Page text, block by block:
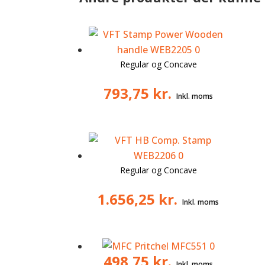
Regular og Concave
793,75 kr.
Regular og Concave
1.656,25 kr.